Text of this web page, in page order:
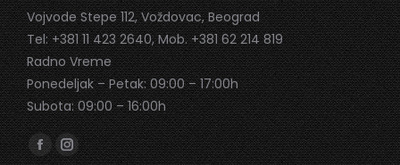
Vojvode Stepe 112, Voždovac, Beograd
Tel: +381 11 423 2640, Mob. +381 62 214 819
Radno Vreme
Ponedeljak – Petak: 09:00 – 17:00h
Subota: 09:00 – 16:00h
Find us on:
Facebook
Instagram